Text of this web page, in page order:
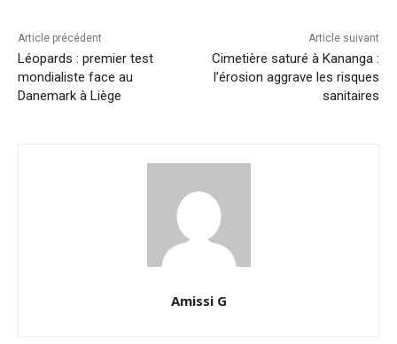
Article précédent
Léopards : premier test
mondialiste face au
Danemark à Liège
Article suivant
Cimetière saturé à Kananga :
l’érosion aggrave les risques
sanitaires
Amissi G